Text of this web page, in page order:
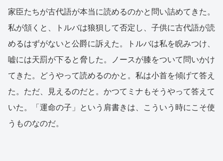
家臣たちが古代語が本当に読めるのかと問い詰めてきた。
私が頷くと、トルバは狼狽して否定し、子供に古代語が読
めるはずがないと公爵に訴えた。トルバは私を睨みつけ、
嘘には天罰が下ると脅した。ノースが膝をついて問いかけ
てきた。どうやって読めるのかと。私は小首を傾げて答え
た。ただ、見えるのだと。かつてミナもそうやって答えて
いた。「運命の子」という肩書きは、こういう時にこそ使
うものなのだ。